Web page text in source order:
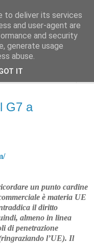
G7 a
un punto cardine
è materia UE
il diritto
almeno in linea
di penetrazione
l’UE). Il
to deliver its services
and user-agent are
and security
generate usage
abuse.
IT